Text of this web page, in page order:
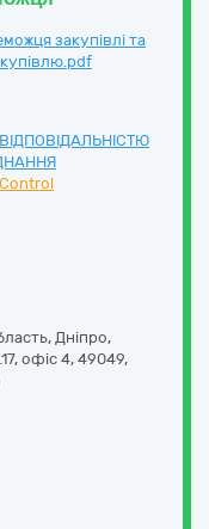
закупівлі та
, Дніпро,
офіс 4, 49049,